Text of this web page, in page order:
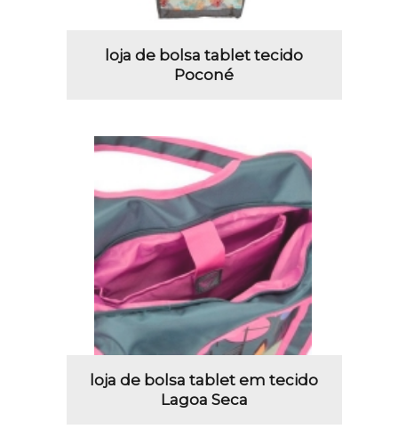
loja de bolsa tablet tecido
Poconé
loja de bolsa tablet em tecido
Lagoa Seca